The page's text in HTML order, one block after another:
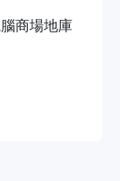
商場地庫